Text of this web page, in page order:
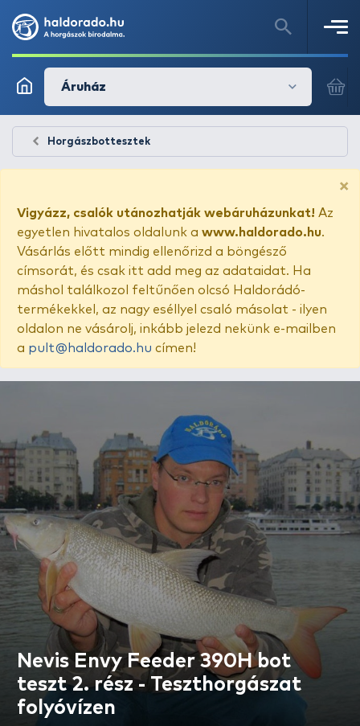
Áruház
Horgászbottesztek
×
Vigyázz, csalók utánozhatják webáruházunkat! Az
egyetlen hivatalos oldalunk a www.haldorado.hu.
Vásárlás előtt mindig ellenőrizd a böngésző
címsorát, és csak itt add meg az adataidat. Ha
máshol találkozol feltűnően olcsó Haldorádó-
termékekkel, az nagy eséllyel csaló másolat - ilyen
oldalon ne vásárolj, inkább jelezd nekünk e-mailben
a pult@haldorado.hu címen!
Nevis Envy Feeder 390H bot
teszt 2. rész - Teszthorgászat
folyóvízen